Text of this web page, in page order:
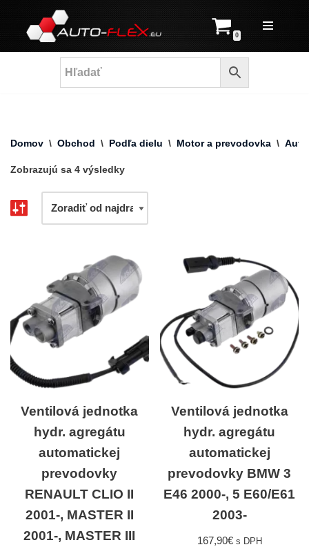
Prejsť
na
0
Domov \ Obchod \ Podľa dielu \ Motor a prevodovka \
Zobrazujú sa 4 výsledky
Ventilová jednotka
hydr. agregátu
automatickej
prevodovky
RENAULT CLIO II
2001-, MASTER II
2001-, MASTER III
Ventilová jednotka
hydr. agregátu
automatickej
prevodovky BMW 3
E46 2000-, 5 E60/E61
2003-
167,90€ s DPH